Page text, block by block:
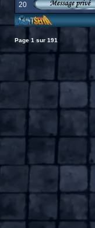
20
Page 1 sur 191